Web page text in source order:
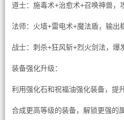
道士：施毒术+治愈术+召唤神兽，
法师：火墙+雷电术+魔法盾，输出
战士：刺杀+狂风斩+烈火剑法，爆
装备强化升级：
利用强化石和祝福油强化装备，提
合成更高等级的装备，解锁更强的